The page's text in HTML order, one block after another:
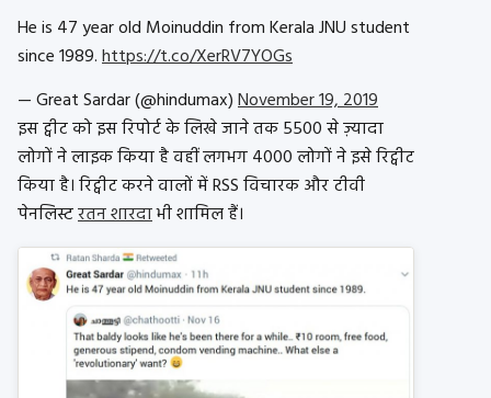
He is 47 year old Moinuddin from Kerala JNU student
since 1989.https://t.co/XerRV7YOGs
— Great Sardar (@hindumax)November 19, 2019
इस ट्वीट को इस रिपोर्ट के लिखे जाने तक 5500 से ज़्यादा
लोगों ने लाइक किया है वहीं लगभग 4000 लोगों ने इसे रिट्वीट
किया है। रिट्वीट करने वालों में RSS विचारक और टीवी
पेनलिस्टरतन शारदाभी शामिल हैं।